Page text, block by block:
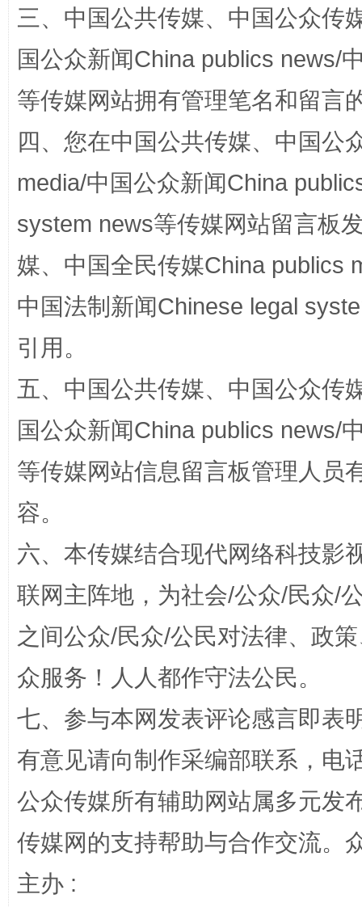
国家大学科技园优化重塑工作
扯下公款旅游的“隐身衣” 如何以
“蜀中异人”王建安的艺术幻境
完善运行机制助力责任有效落实 一纸欠
三、中国公共传媒、中国公众传
国公众新闻China publics news/
等传媒网站拥有管理笔名和留言
四、您在中国公共传媒、中国公
media/中国公众新闻China
system news等传媒网站留言板
媒、中国全民传媒China publics
中国法制新闻Chinese legal
引用。
五、中国公共传媒、中国公众传
国公众新闻China publics news/
等传媒网站信息留言板管理人员
容。
六、本传媒结合现代网络科技影
联网主阵地，为社会/公众/民众/
之间公众/民众/公民对法律、政
众服务！人人都作守法公民。
七、参与本网发表评论感言即表
有意见请向制作采编部联系，电
公众传媒所有辅助网站属多元发
传媒网的支持帮助与合作交流。
主办 :